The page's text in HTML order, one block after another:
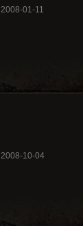
2008-01-11
2008-10-04